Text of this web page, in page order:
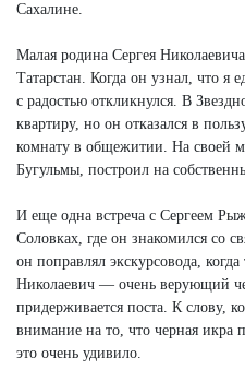
Сахалине.
Малая родина Сергея
Татарстан. Когда он узнал, что я
с радостью откликнулся. В
квартиру, но он отказался в
комнату в общежитии. На своей
Бугульмы, построил на
И еще одна встреча с Сергеем
Соловках, где он знакомился со
он поправлял экскурсовода,
Николаевич — очень верующий
придерживается поста. К слову,
внимание на то, что черная икра
это очень удивило.